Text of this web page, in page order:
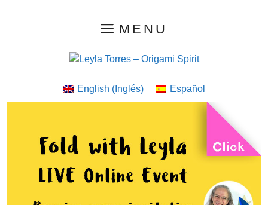
MENU
English ( Inglés) Español